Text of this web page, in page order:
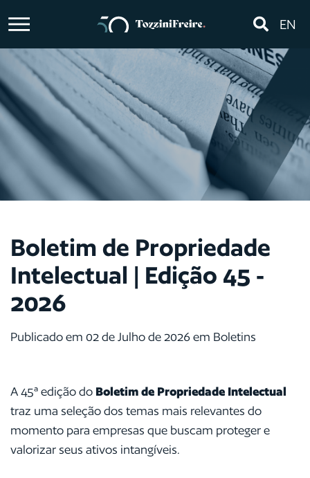
EN
Boletim de Propriedade
Intelectual | Edição 45 -
2026
Publicado em 02 de Julho de 2026 em Boletins
A 45ª edição do Boletim de Propriedade Intelectual
traz uma seleção dos temas mais relevantes do
momento para empresas que buscam proteger e
valorizar seus ativos intangíveis.